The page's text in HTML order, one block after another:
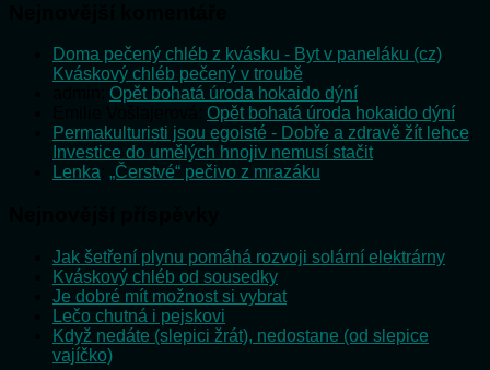
Doma pečený chléb z kvásku - Byt v paneláku (cz)
Kváskový chléb pečený v troubě
Opět bohatá úroda hokaido dýní
Opět bohatá úroda hokaido dýní
Permakulturisti jsou egoisté - Dobře a zdravě žít lehce
Investice do umělých hnojiv nemusí stačit
Lenka „Čerstvé“ pečivo z mrazáku
Jak šetření plynu pomáhá rozvoji solární elektrárny
Kváskový chléb od sousedky
Je dobré mít možnost si vybrat
Lečo chutná i pejskovi
Když nedáte (slepici žrát), nedostane (od slepice
vajíčko)